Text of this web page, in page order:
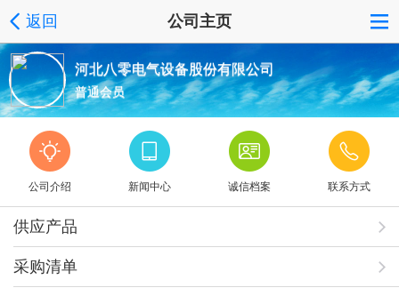
返回 公司主页
河北八零电气设备股份有限公司
普通会员
公司介绍 新闻中心 诚信档案 联系方式
供应产品
采购清单